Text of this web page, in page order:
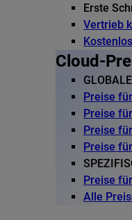
Erste
Vertrieb
Cloud-
Preise
Preise
Preise
Preise
Preise
Alle